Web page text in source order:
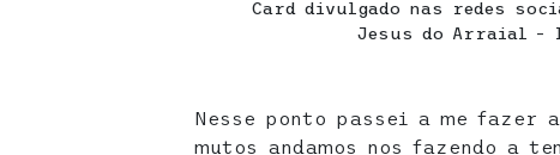
Card divulgado nas redes
Jesus do Arraial –
Nesse ponto passei a me fazer
mutos andamos nos fazendo a